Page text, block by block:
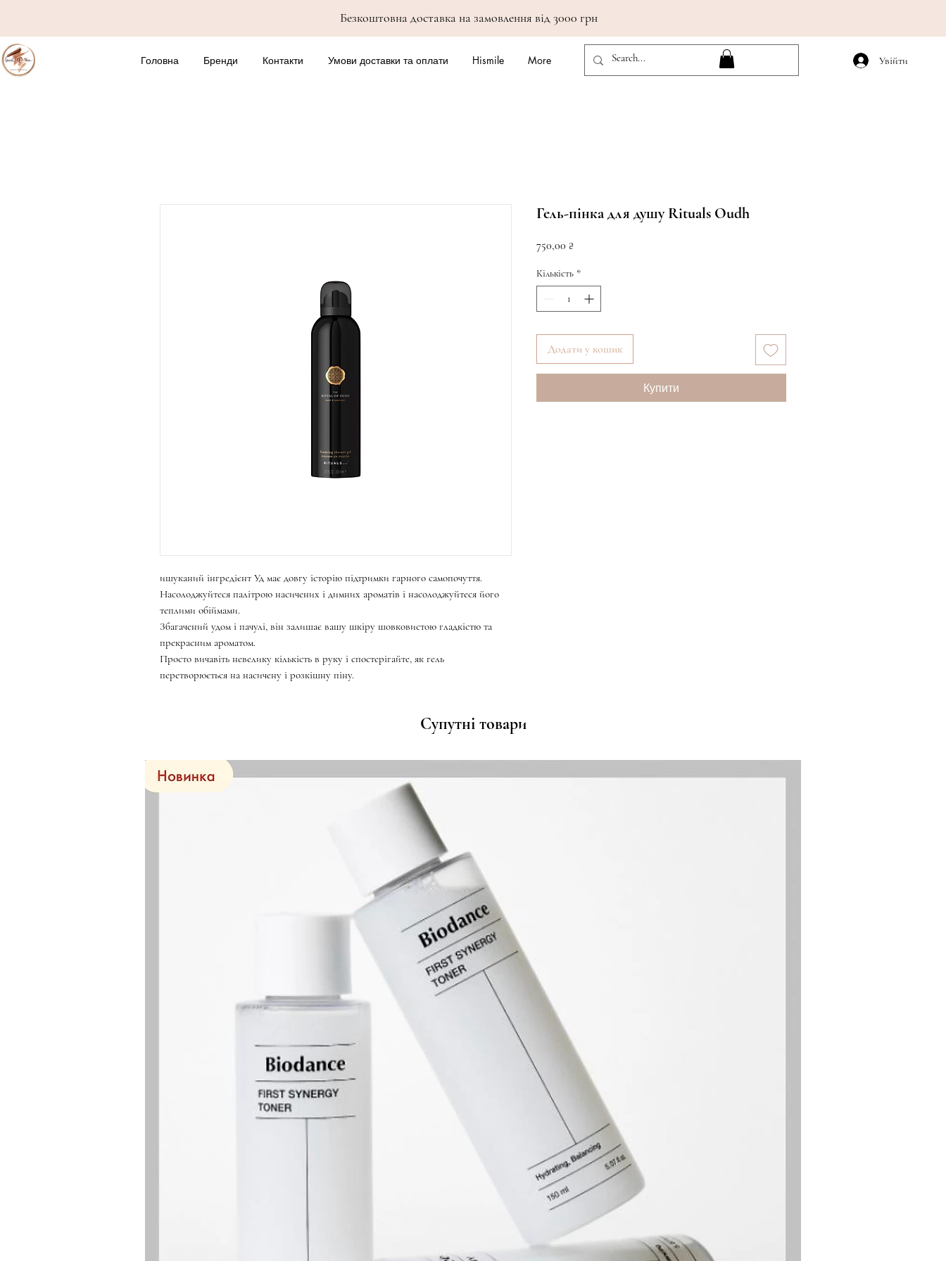
Безкоштовна доставка на замовлення від 3000 грн
Головна Бренди Контакти Умови доставки та оплати Hismile More Увійти
Супутні товари
ишуканий інгредієнт Уд має довгу історію підтримки гарного самопочуття.
Насолоджуйтеся палітрою насичених і димних ароматів і насолоджуйтеся його
теплими обіймами.
Збагачений удом і пачулі, він залишає вашу шкіру шовковистою гладкістю та
прекрасним ароматом.
Просто вичавіть невелику кількість в руку і спостерігайте, як гель
перетворюється на насичену і розкішну піну.
Гель-пінка для душу Rituals Oudh
750,00 ₴
Кількість *
Додати у кошик
Купити